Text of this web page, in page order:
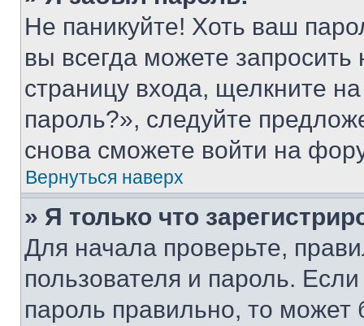
Не паникуйте! Хоть ваш
вы всегда можете
страницу входа, щелкните
пароль?», следуйте
снова сможете войти на
Вернуться наверх
» Я только что
Для начала проверьте,
пользователя и пароль.
пароль правильно, то может